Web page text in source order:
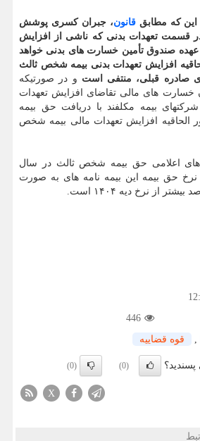
این که مطابققانون، جبران کسری پوشش
قسمت تعهدات بدنی که ناشی از افزایش
عهده صندوق تأمین خسارت های بدنی خواهد
افزایش تعهدات بدنی بیمه شخص ثالث
صادره قبلی، منتفی است و در صورتیکه
خسارت های مالی تقاضای افزایش تعهدات
بیمه مکلفند با دریافت حق بیمه
الحاقیه افزایش تعهدات مالی بیمه شخص
های اعلامی حق بیمه شخص ثالث در سال
نرخ حق بیمه این بیمه نامه های به صورت
446
, قوه قضاییه
(0)
(0)
X